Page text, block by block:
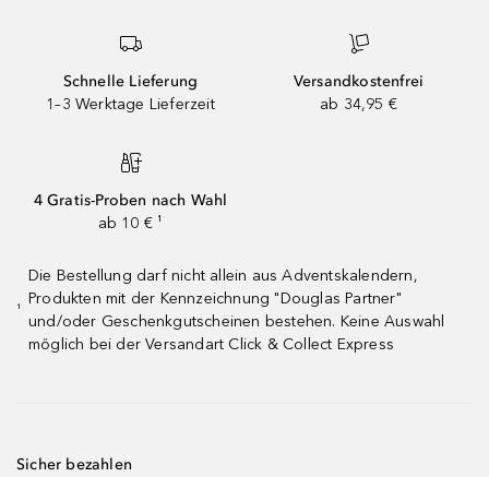
Schnelle Lieferung
1–3 Werktage Lieferzeit
Versandkostenfrei
ab 34,95 €
4 Gratis-Proben nach Wahl
ab 10 € ¹
¹
Die Bestellung darf nicht allein aus Adventskalendern,
Produkten mit der Kennzeichnung "Douglas Partner"
und/oder Geschenkgutscheinen bestehen. Keine Auswahl
möglich bei der Versandart Click & Collect Express
Sicher bezahlen